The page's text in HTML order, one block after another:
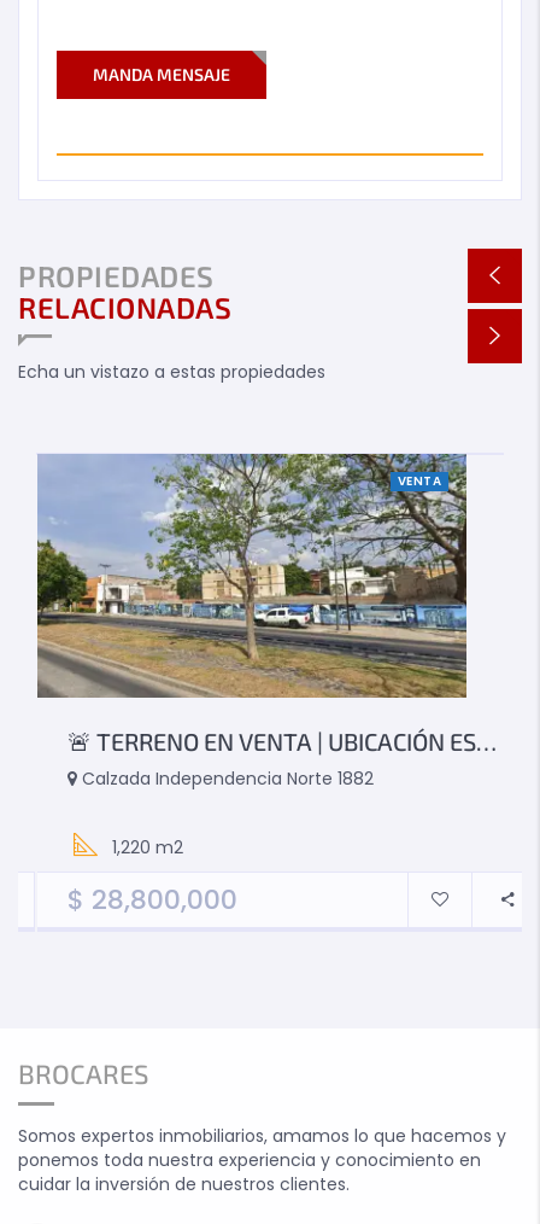
MANDA MENSAJE
PROPIEDADES
RELACIONADAS
Echa un vistazo a estas propiedades
VENTA
🚨 TERRENO EN VENTA | UBICACIÓN ESTRATÉGICA + ALTO POTENCIAL DE DESARROLLO
Calzada Independencia Norte 1882
1,220 m2
$ 28,800,000
BROCARES
Somos expertos inmobiliarios, amamos lo que hacemos y
ponemos toda nuestra experiencia y conocimiento en
cuidar la inversión de nuestros clientes.